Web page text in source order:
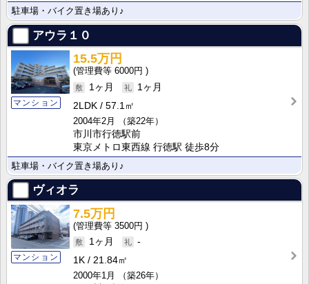
駐車場・バイク置き場あり♪
アウラ１０
マンション
15.5万円
6000円
1ヶ月
1ヶ月
2LDK
57.1㎡
2004年2月
（築22年）
市川市行徳駅前
東京メトロ東西線 行徳駅 徒歩8分
駐車場・バイク置き場あり♪
ヴィオラ
マンション
7.5万円
3500円
1ヶ月
-
1K
21.84㎡
2000年1月
（築26年）